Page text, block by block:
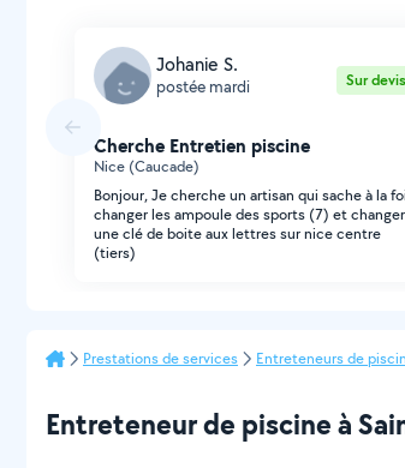
Johanie S.
postée mardi Sur devis
Cherche Entretien piscine
Nice (Caucade)
Bonjour, Je cherche un artisan qui sache à la
changer les ampoule des sports (7) et changer
une clé de boite aux lettres sur nice centre
(tiers)
Prestations de services Entreteneurs de
Entreteneur de piscine à